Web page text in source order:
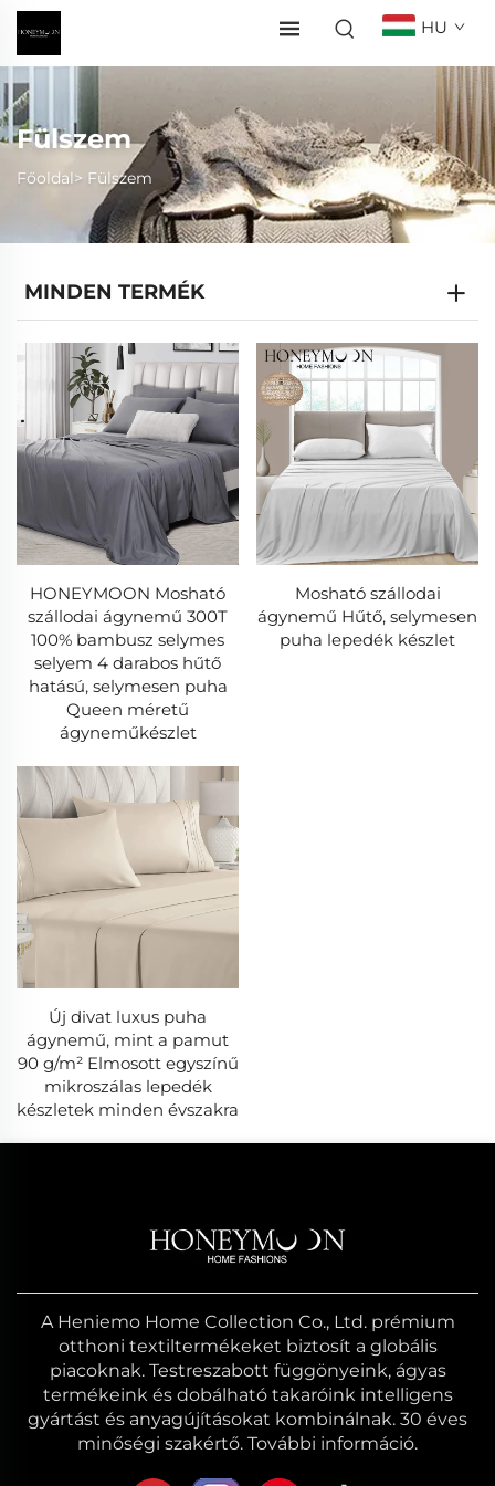
HU
Fülszem
Főoldal> Fülszem
MINDEN TERMÉK
HONEYMOON Mosható
szállodai ágynemű 300T
100% bambusz selymes
selyem 4 darabos hűtő
hatású, selymesen puha
Queen méretű
ágyneműkészlet
Mosható szállodai
ágynemű Hűtő, selymesen
puha lepedék készlet
Új divat luxus puha
ágynemű, mint a pamut
90 g/m² Elmosott egyszínű
mikroszálas lepedék
készletek minden évszakra
A Heniemo Home Collection Co., Ltd. prémium
otthoni textiltermékeket biztosít a globális
piacoknak. Testreszabott függönyeink, ágyas
termékeink és dobálható takaróink intelligens
gyártást és anyagújításokat kombinálnak. 30 éves
minőségi szakértő. További információ.